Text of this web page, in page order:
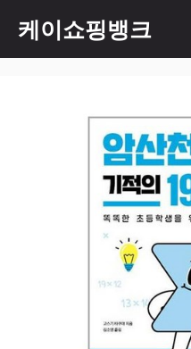
content
케이쇼핑뱅크